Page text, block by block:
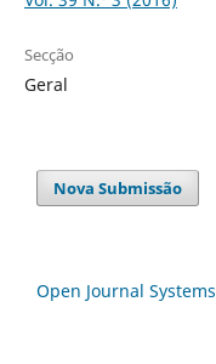
Secção
Geral
Nova Submissão
Open Journal Systems